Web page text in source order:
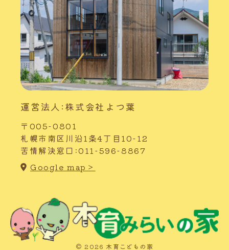
運営法人:株式会社よつ葉
〒005-0801
札幌市南区川沿1条4丁目10-12
苦情解決窓口:011-596-8867
Google map＞
© 2026 木育こどもの家